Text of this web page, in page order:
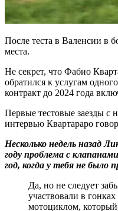
После теста в Валенсии в
места.
Не секрет, что Фабио
обратился к услугам
контракт до 2024 года
Первые тестовые заезды с
интервью Квартараро
Несколько недель назад
году проблема с
год, когда у тебя не было
Да, но не следует
участвовали в
мотоциклом,